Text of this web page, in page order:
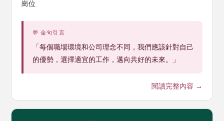
崗位
💬 金句引言
「每個職場環境和公司理念不同，我們應該針對自己
的優勢，選擇適宜的工作，邁向共好的未來。」
閱讀完整內容 →